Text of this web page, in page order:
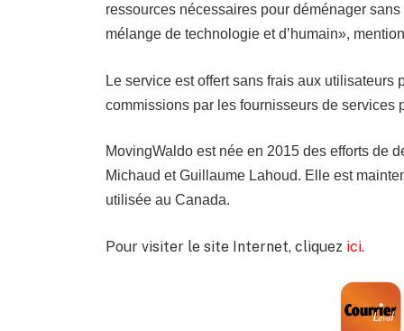
ressources nécessaires pour déménager
mélange de technologie et d’humain»,
Le service est offert sans frais aux utilisateurs
commissions par les fournisseurs de services
MovingWaldo est née en 2015 des efforts de
Michaud et Guillaume Lahoud. Elle est
utilisée au Canada.
Pour visiter le site Internet, cliquez ici.